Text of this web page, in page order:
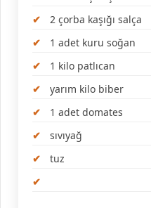
2 çorba kaşığı salça
1 adet kuru soğan
1 kilo patlıcan
yarım kilo biber
1 adet domates
sıvıyağ
tuz